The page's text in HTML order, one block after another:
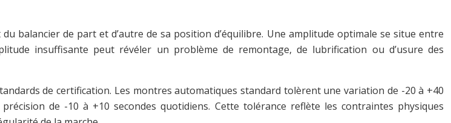
balancier de part et d’autre de sa position d’équilibre. Une amplitude optimale se situe entre
insuffisante peut révéler un problème de remontage, de lubrification ou d’usure des
de certification. Les montres automatiques standard tolèrent une variation de -20 à +40
de -10 à +10 secondes quotidiens. Cette tolérance reflète les contraintes physiques